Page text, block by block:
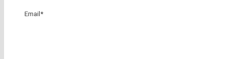
Email*